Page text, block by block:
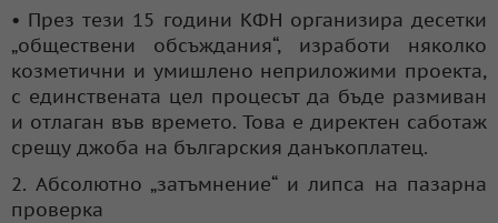
• През тези 15 години КФН организира десетки
„обществени обсъждания“, изработи няколко
козметични и умишлено неприложими проекта,
с единствената цел процесът да бъде размиван
и отлаган във времето. Това е директен саботаж
срещу джоба на българския данъкоплатец.
2. Абсолютно „затъмнение“ и липса на пазарна
проверка